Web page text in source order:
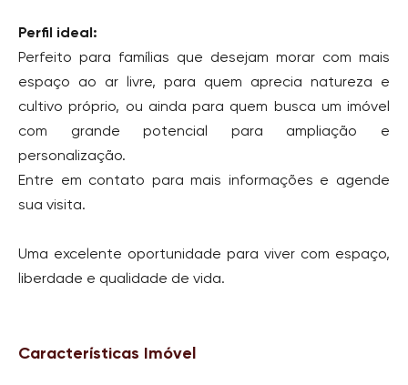
Perfil ideal:
Perfeito para famílias que desejam morar com mais
espaço ao ar livre, para quem aprecia natureza e
cultivo próprio, ou ainda para quem busca um imóvel
com grande potencial para ampliação e
personalização.
Entre em contato para mais informações e agende
sua visita.
Uma excelente oportunidade para viver com espaço,
liberdade e qualidade de vida.
Características Imóvel